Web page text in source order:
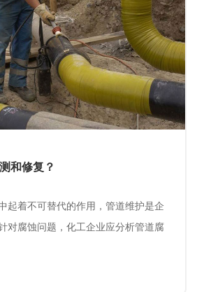
和修复？
起着不可替代的作用，管道维护是企
对腐蚀问题，化工企业应分析管道腐
铺设在地下的管道，防腐层的损坏问